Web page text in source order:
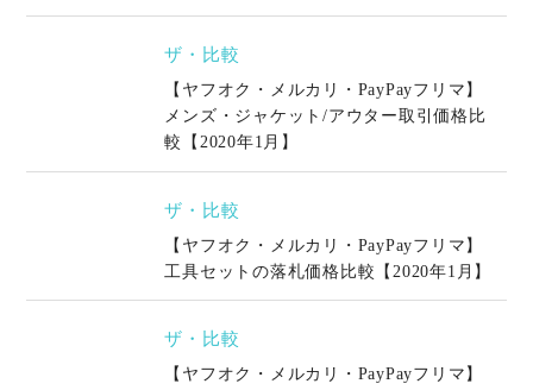
ザ・比較
【ヤフオク・メルカリ・PayPayフリマ】
メンズ・ジャケット/アウター取引価格比
較【2020年1月】
ザ・比較
【ヤフオク・メルカリ・PayPayフリマ】
工具セットの落札価格比較【2020年1月】
ザ・比較
【ヤフオク・メルカリ・PayPayフリマ】